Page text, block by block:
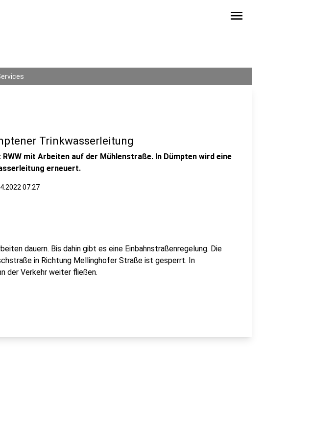
menu
Trinkwasserleitung
mit Arbeiten auf der Mühlenstraße. In Dümpten wird eine
erneuert.
07:27
dauern. Bis dahin gibt es eine Einbahnstraßenregelung. Die
in Richtung Mellinghofer Straße ist gesperrt. In
der Verkehr weiter fließen.